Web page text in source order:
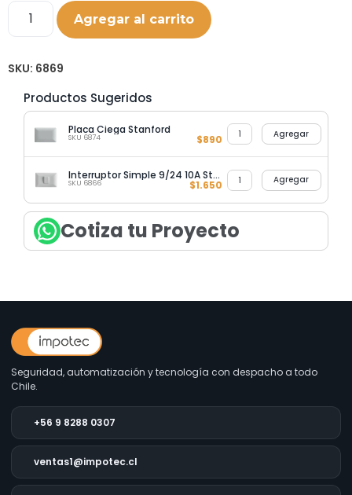
Agregar al carrito
SKU: 6869
Productos Sugeridos
Placa Ciega Stanford
SKU 6874 $890 Agregar
Interruptor Simple 9/24 10A Stanford
SKU 6866 $1.650 Agregar
Cotiza tu Proyecto
Seguridad, automatización y tecnología con despacho a todo
Chile.
+56 9 8288 0307
ventas1@impotec.cl